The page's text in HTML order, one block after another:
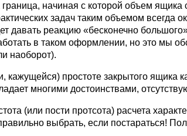
граница, начиная с которой объем
задач таким объемом всегда
давать реакцию «бесконечно
в таком оформлении, но это мы
наоборот).
кажущейся) простоте закрытого ящика
многими достоинствами,
(или пости протсота) расчета
выбрать, если постараться!